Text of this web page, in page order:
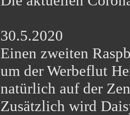
30.5.2020
Einen zweiten
um der Werbeflut
natürlich auf der
Zusätzlich wird